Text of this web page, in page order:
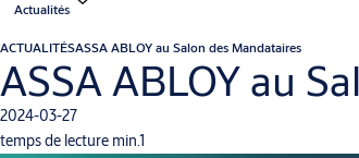
Actualités
ACTUALITÉSASSA ABLOY au Salon des Mandataires
ASSA ABLOY au
2024-03-27
temps de lecture min.1